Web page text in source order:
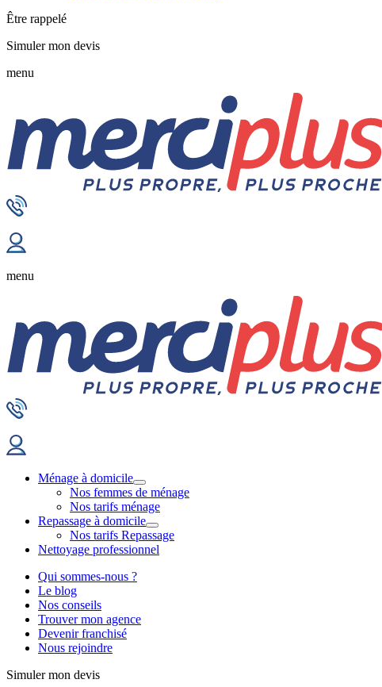
Être rappelé
Simuler mon devis
menu
menu
Ménage à domicile
Nos femmes de ménage
Nos tarifs ménage
Repassage à domicile
Nos tarifs Repassage
Nettoyage professionnel
Qui sommes-nous ?
Le blog
Nos conseils
Trouver mon agence
Devenir franchisé
Nous rejoindre
Simuler mon devis